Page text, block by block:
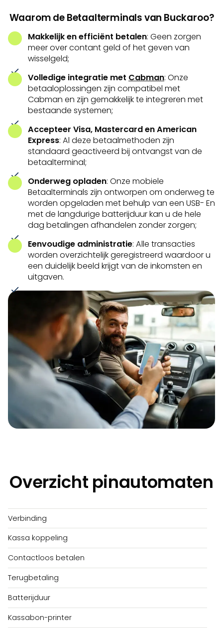
Waarom de Betaalterminals van Buckaroo?
Makkelijk en efficiënt betalen: Geen zorgen
meer over contant geld of het geven van
wisselgeld;
Volledige integratie met Cabman: Onze
betaaloplossingen zijn compatibel met
Cabman en zijn gemakkelijk te integreren met
bestaande systemen;
Accepteer Visa, Mastercard en American
Express: Al deze betaalmethoden zijn
standaard geactiveerd bij ontvangst van de
betaalterminal;
Onderweg opladen: Onze mobiele
Betaalterminals zijn ontworpen om onderweg te
worden opgeladen met behulp van een USB- En
met de langdurige batterijduur kan u de hele
dag betalingen afhandelen zonder zorgen;
Eenvoudige administratie: Alle transacties
worden overzichtelijk geregistreerd waardoor u
een duidelijk beeld krijgt van de inkomsten en
uitgaven.
Overzicht pinautomaten
Verbinding
Kassa koppeling
Contactloos betalen
Terugbetaling
Batterijduur
Kassabon-printer